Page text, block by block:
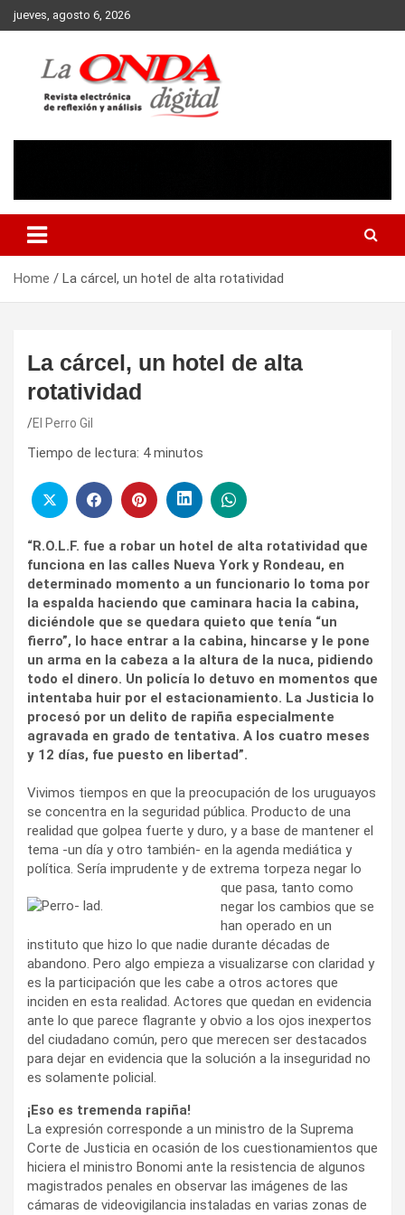
Skip
to
jueves, agosto 6, 2026
Home La cárcel, un hotel de alta rotatividad
La cárcel, un hotel de alta
rotatividad
El Perro Gil
Tiempo de lectura: 4 minutos
“R.O.L.F. fue a robar un hotel de alta rotatividad que
funciona en las calles Nueva York y Rondeau, en
determinado momento a un funcionario lo toma por
la espalda haciendo que caminara hacia la cabina,
diciéndole que se quedara quieto que tenía “un
fierro”, lo hace entrar a la cabina, hincarse y le pone
un arma en la cabeza a la altura de la nuca, pidiendo
todo el dinero. Un policía lo detuvo en momentos que
intentaba huir por el estacionamiento. La Justicia lo
procesó por un delito de rapiña especialmente
agravada en grado de tentativa. A los cuatro meses
y 12 días, fue puesto en libertad”.
Vivimos tiempos en que la preocupación de los uruguayos
se concentra en la seguridad pública. Producto de una
realidad que golpea fuerte y duro, y a base de mantener el
tema -un día y otro también- en la agenda mediática y
política. Sería imprudente y de extrema torpeza negar lo
que pasa, tanto como
negar los cambios que se
han operado en un
instituto que hizo lo que nadie durante décadas de
abandono. Pero algo empieza a visualizarse con claridad y
es la participación que les cabe a otros actores que
inciden en esta realidad. Actores que quedan en evidencia
ante lo que parece flagrante y obvio a los ojos inexpertos
del ciudadano común, pero que merecen ser destacados
para dejar en evidencia que la solución a la inseguridad no
es solamente policial.
¡Eso es tremenda rapiña!
La expresión corresponde a un ministro de la Suprema
Corte de Justicia en ocasión de los cuestionamientos que
hiciera el ministro Bonomi ante la resistencia de algunos
magistrados penales en observar las imágenes de las
cámaras de videovigilancia instaladas en varias zonas de